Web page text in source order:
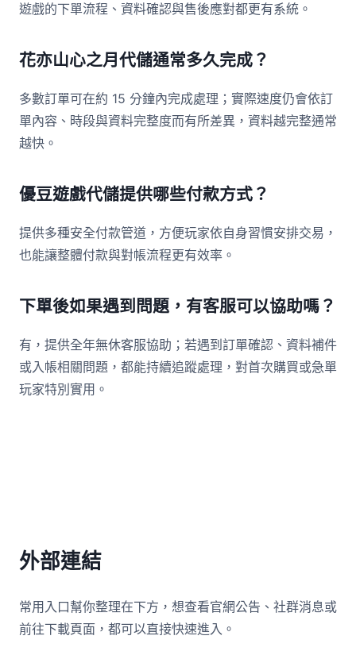
遊戲的下單流程、資料確認與售後應對都更有系統。
花亦山心之月代儲通常多久完成？
多數訂單可在約 15 分鐘內完成處理；實際速度仍會依訂
單內容、時段與資料完整度而有所差異，資料越完整通常
越快。
優豆遊戲代儲提供哪些付款方式？
提供多種安全付款管道，方便玩家依自身習慣安排交易，
也能讓整體付款與對帳流程更有效率。
下單後如果遇到問題，有客服可以協助嗎？
有，提供全年無休客服協助；若遇到訂單確認、資料補件
或入帳相關問題，都能持續追蹤處理，對首次購買或急單
玩家特別實用。
外部連結
常用入口幫你整理在下方，想查看官網公告、社群消息或
前往下載頁面，都可以直接快速進入。